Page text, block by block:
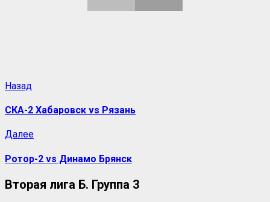
Назад
СКА-2 Хабаровск vs Рязань
Далее
Ротор-2 vs Динамо Брянск
Вторая лига Б. Группа 3